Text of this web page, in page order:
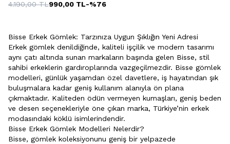
4.190,00TL990,00 TL-%76
Bisse Erkek Gömlek: Tarzınıza Uygun Şıklığın Yeni Adresi
Erkek gömlek denildiğinde, kaliteli işçilik ve modern tasarımı
aynı çatı altında sunan markaların başında gelen Bisse, stil
sahibi erkeklerin gardıroplarında vazgeçilmezdir. Bisse gömlek
modelleri, günlük yaşamdan özel davetlere, iş hayatından şık
buluşmalara kadar geniş kullanım alanıyla ön plana
çıkmaktadır. Kaliteden ödün vermeyen kumaşları, geniş beden
ve desen seçenekleriyle öne çıkan marka, Türkiye’nin erkek
modasındaki köklü isimlerindendir.
Bisse Erkek Gömlek Modelleri Nelerdir?
Bisse, gömlek koleksiyonunu geniş bir yelpazede